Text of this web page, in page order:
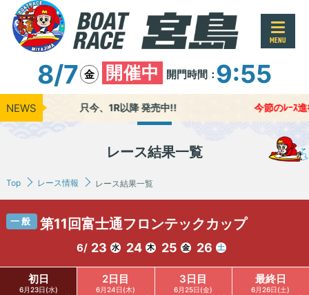
MENU
8/7 金 開催中 開門時間：9:55
NEWS 只今、1R以降 発売中!! 今節のﾚｰｽ
レース結果一覧
Top レース情報 レース結果一覧
一般 第11回富士通フロンテックカップ
6/ 23 水 24 木 25 金 26 土
初日
6月23日(水)
2日目
6月24日(木)
3日目
6月25日(金)
最終日
6月26日(土)